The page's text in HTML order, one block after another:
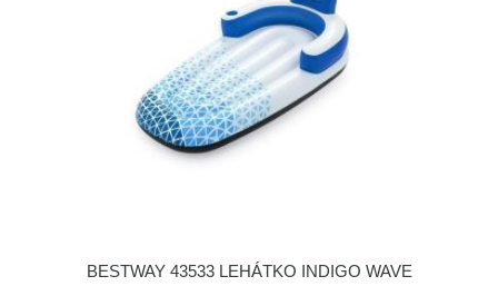
BESTWAY 43533 LEHÁTKO INDIGO WAVE